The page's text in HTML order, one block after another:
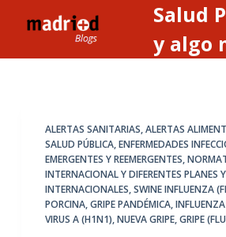
l
Salud
y algo
ALERTAS SANITARIAS, ALERTAS
SALUD PÚBLICA,ENFERMEDADES
EMERGENTES Y REEMERGENTES,
INTERNACIONAL Y DIFERENTES PLANES
INTERNACIONALES,SWINE INFLUENZA
PORCINA, GRIPE PANDÉMICA,
VIRUS A (H1N1), NUEVA GRIPE, GRIPE